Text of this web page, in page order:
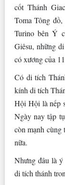
cốt Thánh
Toma Tông
Turino bên Ý
Giêsu, những
có xương của
Có di tích
kính di tích
Hội Hội là nếp
Ngày nay tập
còn mạnh cùng
nữa.
Nhưng đâu là ý
di tích thánh